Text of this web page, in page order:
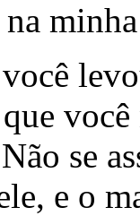
minha
se
e o